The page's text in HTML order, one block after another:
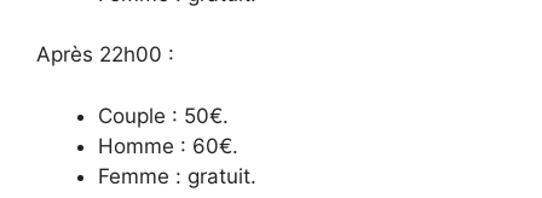
Après 22h00 :
Couple : 50€.
Homme : 60€.
Femme : gratuit.